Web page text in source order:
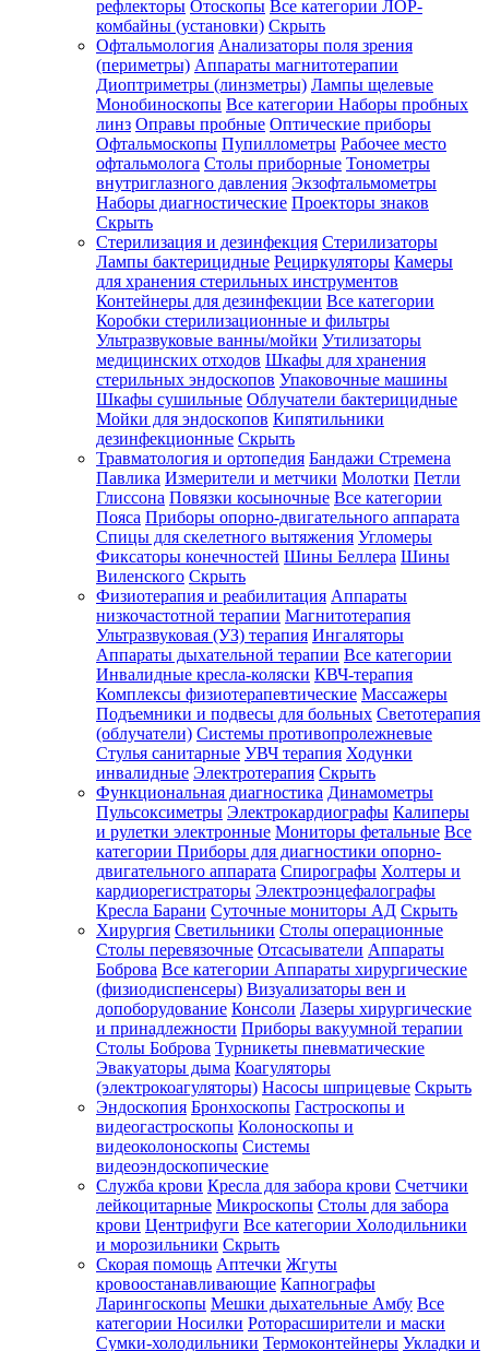
рефлекторы Отоскопы Все категории ЛОР-
комбайны (установки) Скрыть
Офтальмология Анализаторы поля зрения
(периметры) Аппараты магнитотерапии
Диоптриметры (линзметры) Лампы щелевые
Монобиноскопы Все категории Наборы пробных
линз Оправы пробные Оптические приборы
Офтальмоскопы Пупиллометры Рабочее место
офтальмолога Столы приборные Тонометры
внутриглазного давления Экзофтальмометры
Наборы диагностические Проекторы знаков
Скрыть
Стерилизация и дезинфекция Стерилизаторы
Лампы бактерицидные Рециркуляторы Камеры
для хранения стерильных инструментов
Контейнеры для дезинфекции Все категории
Коробки стерилизационные и фильтры
Ультразвуковые ванны/мойки Утилизаторы
медицинских отходов Шкафы для хранения
стерильных эндоскопов Упаковочные машины
Шкафы сушильные Облучатели бактерицидные
Мойки для эндоскопов Кипятильники
дезинфекционные Скрыть
Травматология и ортопедия Бандажи Стремена
Павлика Измерители и метчики Молотки Петли
Глиссона Повязки косыночные Все категории
Пояса Приборы опорно-двигательного аппарата
Спицы для скелетного вытяжения Угломеры
Фиксаторы конечностей Шины Беллера Шины
Виленского Скрыть
Физиотерапия и реабилитация Аппараты
низкочастотной терапии Магнитотерапия
Ультразвуковая (УЗ) терапия Ингаляторы
Аппараты дыхательной терапии Все категории
Инвалидные кресла-коляски КВЧ-терапия
Комплексы физиотерапевтические Массажеры
Подъемники и подвесы для больных Светотерапия
(облучатели) Системы противопролежневые
Стулья санитарные УВЧ терапия Ходунки
инвалидные Электротерапия Скрыть
Функциональная диагностика Динамометры
Пульсоксиметры Электрокардиографы Калиперы
и рулетки электронные Мониторы фетальные Все
категории Приборы для диагностики опорно-
двигательного аппарата Спирографы Холтеры и
кардиорегистраторы Электроэнцефалографы
Кресла Барани Суточные мониторы АД Скрыть
Хирургия Светильники Столы операционные
Столы перевязочные Отсасыватели Аппараты
Боброва Все категории Аппараты хирургические
(физиодиспенсеры) Визуализаторы вен и
допоборудование Консоли Лазеры хирургические
и принадлежности Приборы вакуумной терапии
Столы Боброва Турникеты пневматические
Эвакуаторы дыма Коагуляторы
(электрокоагуляторы) Насосы шприцевые Скрыть
Эндоскопия Бронхоскопы Гастроскопы и
видеогастроскопы Колоноскопы и
видеоколоноскопы Системы
видеоэндоскопические
Служба крови Кресла для забора крови Счетчики
лейкоцитарные Микроскопы Столы для забора
крови Центрифуги Все категории Холодильники
и морозильники Скрыть
Скорая помощь Аптечки Жгуты
кровоостанавливающие Капнографы
Ларингоскопы Мешки дыхательные Амбу Все
категории Носилки Роторасширители и маски
Сумки-холодильники Термоконтейнеры Укладки и